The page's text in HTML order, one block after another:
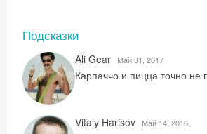
Подсказки
Ali Gear Май 31, 2017
Карпаччо и пицца точно не
Vitaly Harisov Май 14, 2016